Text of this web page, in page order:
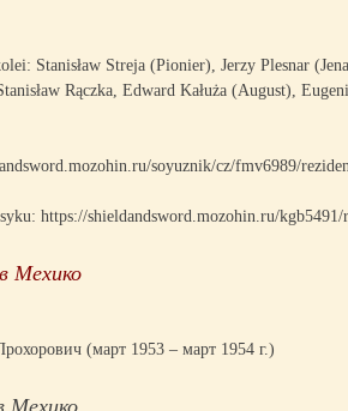
Stanisław Streja (Pionier), Jerzy Plesnar
Rączka, Edward Kałuża (August),
soyuznik/cz/fmv6989/
https://shieldandsword.mozohin.ru/kgb5491/
Мехико
(март 1953 – март 1954 г.)